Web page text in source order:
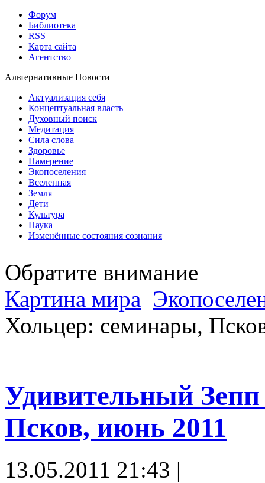
Форум
Библиотека
RSS
Карта сайта
Агентство
Альтернативные Новости
Актуализация себя
Концептуальная власть
Духовный поиск
Медитация
Сила слова
Здоровье
Намерение
Экопоселения
Вселенная
Земля
Дети
Культура
Наука
Изменённые состояния сознания
Обратите внимание
Картина мира
Хольцер: семинары,
Удивительный
Псков, июнь 2011
13.05.2011 21:43 |